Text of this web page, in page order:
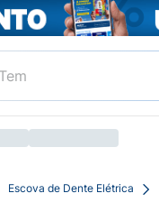
Escova de Dente Elétrica